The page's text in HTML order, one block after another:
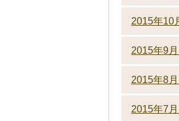
2015年10
2015年9
2015年8
2015年7